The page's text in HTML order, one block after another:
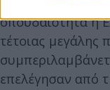
σπουδαιότητα η
τέτοιας μεγάλης
επελέγησαν από